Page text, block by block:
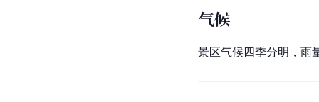
气候
景区气候四季分明，雨